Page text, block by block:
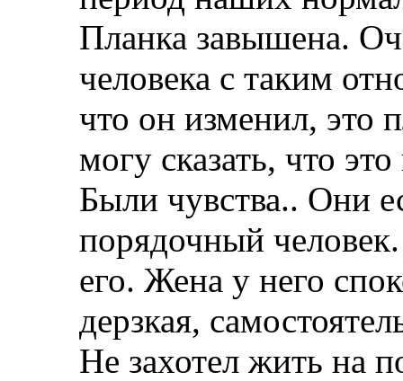
Планка завышена.
человека с таким
что он изменил, это
могу сказать, что
Были чувства.. Они
порядочный
его. Жена у него
дерзкая,
Не захотел жить на